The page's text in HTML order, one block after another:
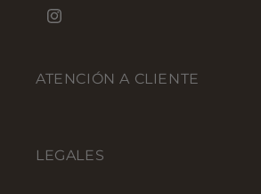
Instagram
ATENCIÓN A CLIENTE
LEGALES